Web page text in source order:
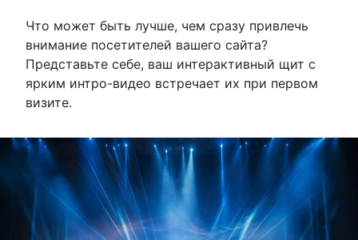
Что может быть лучше, чем сразу привлечь
внимание посетителей вашего сайта?
Представьте себе, ваш интерактивный щит с
ярким интро-видео встречает их при первом
визите.